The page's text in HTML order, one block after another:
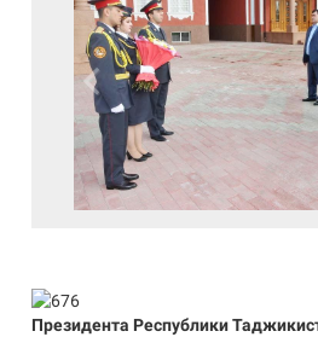
Previous
Президента Республики